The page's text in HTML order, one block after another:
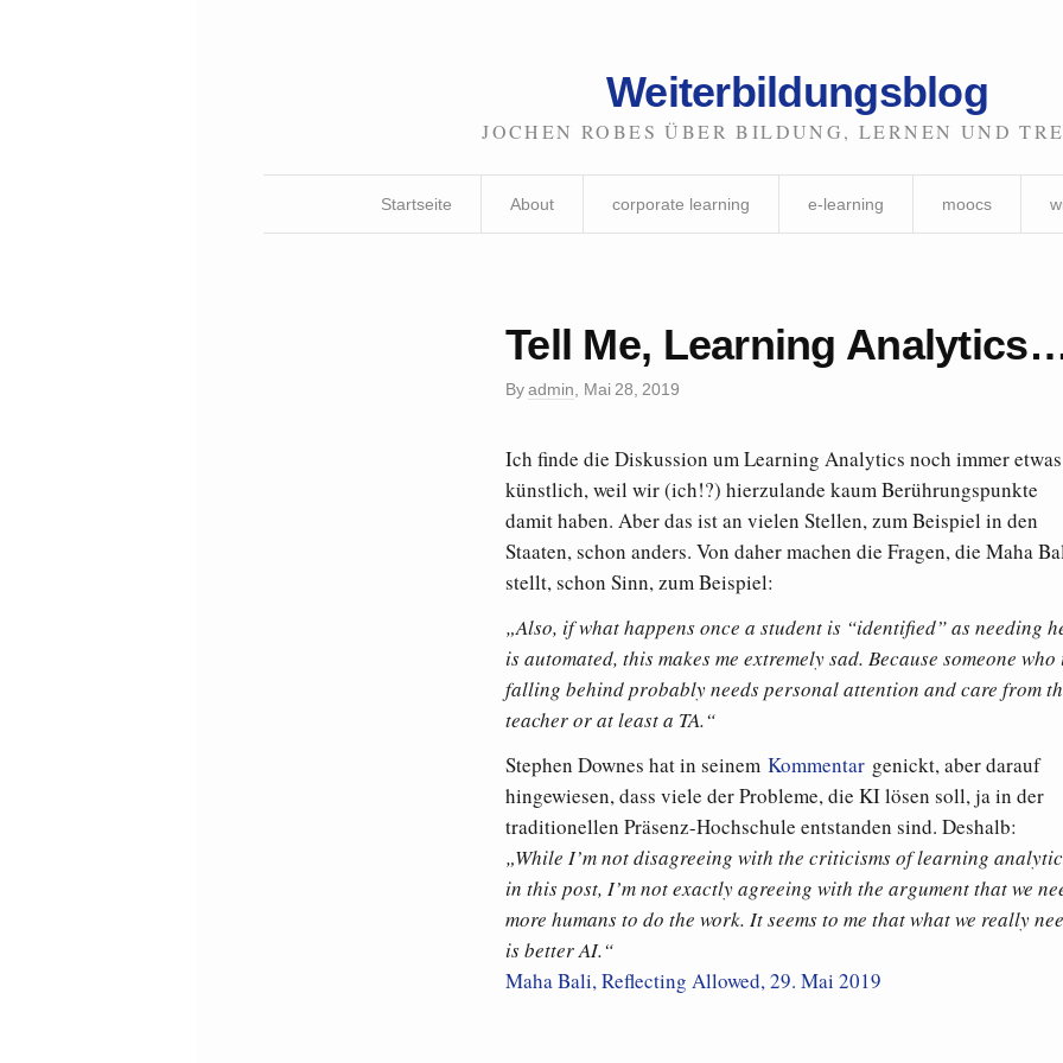
Weiterbildungsblog
JOCHEN ROBES ÜBER BILDUNG, LERNEN UND
Startseite About corporate learning e-learning moocs
Tell Me, Learning
Byadmin Mai 28, 2019
Ich finde die Diskussion um Learning Analytics noch immer etwas
künstlich, weil wir (ich!?) hierzulande kaum Berührungspunkte
damit haben. Aber das ist an vielen Stellen, zum Beispiel in den
Staaten, schon anders. Von daher machen die Fragen, die Maha
stellt, schon Sinn, zum Beispiel:
„Also, if what happens once a student is “identified” as needing
is automated, this makes me extremely sad. Because someone who
falling behind probably needs personal attention and care from
teacher or at least a TA.“
Stephen Downes hat in seinem Kommentar genickt, aber darauf
hingewiesen, dass viele der Probleme, die KI lösen soll, ja in der
traditionellen Präsenz-Hochschule entstanden sind. Deshalb:
„While I’m not disagreeing with the criticisms of learning
in this post, I’m not exactly agreeing with the argument that we
more humans to do the work. It seems to me that what we really
is better AI.“
Maha Bali, Reflecting Allowed, 29. Mai 2019